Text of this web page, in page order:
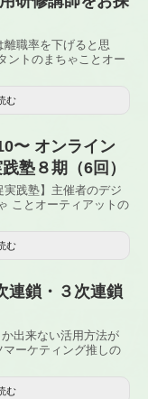
職率を下げると思
ントのまちゃことオー
む
〜 オンライン
塾８期（6回）
践塾】主催者のデジ
ことオーティアットの
む
連鎖・３次連鎖
出来ない活用方法が
ーケティング推しの
む